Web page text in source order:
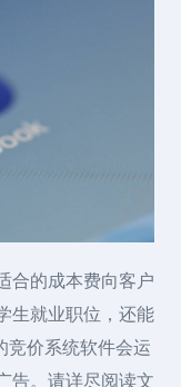
合的成本费向客户
生就业职位，还能
竞价系统软件会运
告。请详尽阅读文